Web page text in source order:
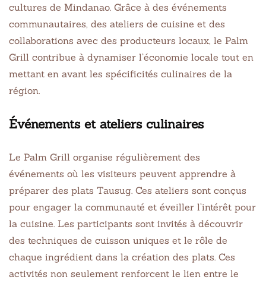
cultures de Mindanao. Grâce à des événements
communautaires, des ateliers de cuisine et des
collaborations avec des producteurs locaux, le Palm
Grill contribue à dynamiser l’économie locale tout en
mettant en avant les spécificités culinaires de la
région.
Événements et ateliers culinaires
Le Palm Grill organise régulièrement des
événements où les visiteurs peuvent apprendre à
préparer des plats Tausug. Ces ateliers sont conçus
pour engager la communauté et éveiller l’intérêt pour
la cuisine. Les participants sont invités à découvrir
des techniques de cuisson uniques et le rôle de
chaque ingrédient dans la création des plats. Ces
activités non seulement renforcent le lien entre le